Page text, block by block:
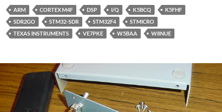
ARM CORTEX M4F DSP I/Q K5BCQ
K5FHF
SDR2GO
STM32-SDR STM32F4
STMICRO
TEXAS INSTRUMENTS
VE7PKE W5BAA W8NUE